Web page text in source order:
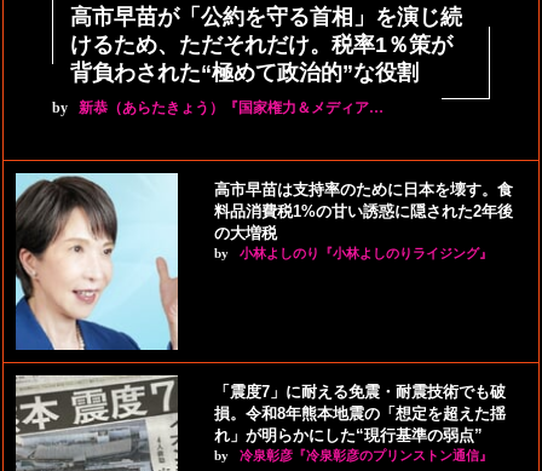
高市早苗が「公約を守る首相」を演じ続
けるため、ただそれだけ。税率1％策が
背負わされた“極めて政治的”な役割
by 新恭（あらたきょう）『国家権力＆メディア…
高市早苗は支持率のために日本を壊す。食
料品消費税1%の甘い誘惑に隠された2年後
の大増税
by 小林よしのり『小林よしのりライジング』
「震度7」に耐える免震・耐震技術でも破
損。令和8年熊本地震の「想定を超えた揺
れ」が明らかにした“現行基準の弱点”
by 冷泉彰彦『冷泉彰彦のプリンストン通信』